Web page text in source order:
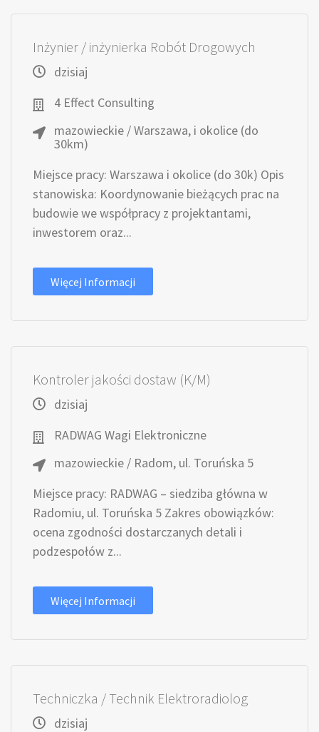
Inżynier / inżynierka Robót Drogowych
dzisiaj
4 Effect Consulting
mazowieckie / Warszawa, i okolice (do
30km)
Miejsce pracy: Warszawa i okolice (do 30k) Opis
stanowiska: Koordynowanie bieżących prac na
budowie we współpracy z projektantami,
inwestorem oraz...
Więcej Informacji
Kontroler jakości dostaw (K/M)
dzisiaj
RADWAG Wagi Elektroniczne
mazowieckie / Radom, ul. Toruńska 5
Miejsce pracy: RADWAG – siedziba główna w
Radomiu, ul. Toruńska 5 Zakres obowiązków:
ocena zgodności dostarczanych detali i
podzespołów z...
Więcej Informacji
Techniczka / Technik Elektroradiolog
dzisiaj